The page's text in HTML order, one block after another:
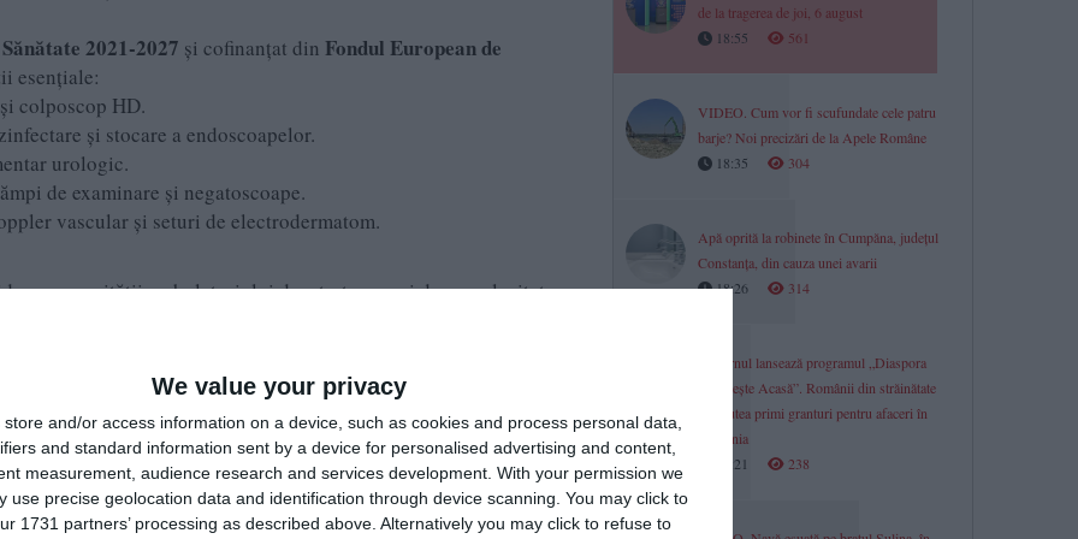
We value your privacy
store and/or access information on a device, such as cookies and process personal data,
and standard information sent by a device for personalised advertising and content,
measurement, audience research and services development. With your permission we
use precise geolocation data and identification through device scanning. You may click to
1731 partners’ processing as described above. Alternatively you may click to refuse to
2021-2027 și cofinanțat din Fondul European de
esențiale:
colposcop HD.
și stocare a endoscoapelor.
urologic.
de examinare și negatoscoape.
vascular și seturi de electrodermatom.
capacității ambulatoriului de a trata cazuri de complexitate
diagnostice precise și tratamente minim invazive fără a mai fi
considerabil circuitul medical în cadrul spitalului.
are sediul în Brașov, bulevardul Griviței nr. A8 și se ocupă de
în magazine specializate”.
de la tragerea de joi, 6 august
18:55
561
VIDEO. Cum vor fi scufundate cele patru
barje? Noi precizări de la Apele Române
18:35
304
Apă oprită la robinete în Cumpăna, județul
Constanța, din cauza unei avarii
18:26
314
Guvernul lansează programul „Diaspora
Investește Acasă”. Românii din străinătate
vor putea primi granturi pentru afaceri în
România
18:21
238